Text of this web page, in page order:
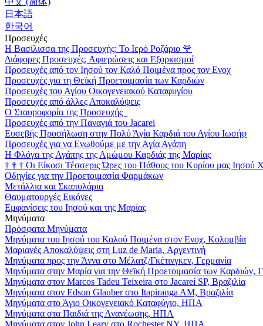
日本語
한국어
Προσευχές
Η Βασίλισσα της Προσευχής: Το Ιερό Ροζάριο 🌹
Διάφορες Προσευχές, Αφιερώσεις και Εξορκισμοί
Προσευχές από τον Ιησού τον Καλό Ποιμένα προς τον Ενοχ
Προσευχές για τη Θεϊκή Προετοιμασία των Καρδιών
Προσευχές του Αγίου Οικογενειακού Καταφυγίου
Προσευχές από άλλες Αποκαλύψεις
Ο Σταυροφορία της Προσευχής
Προσευχές από την Παναγιά του Jacarei
Ευσεβής Προσήλωση στην Πολύ Άγία Καρδιά του Αγίου Ιωσήφ
Προσευχές για να Ενωθούμε με την Αγία Αγάπη
Η Φλόγα της Αγάπης της Αμώμου Καρδιάς της Μαρίας
† † † Οι Είκοσι Τέσσερις Ώρες του Πάθους του Κυρίου μας Ιησού
Οδηγίες για την Προετοιμασία Φαρμάκων
Μετάλλια και Σκαπυλάρια
Θαυματουργές Εικόνες
Εμφανίσεις του Ιησού και της Μαρίας
Μηνύματα
Πρόσφατα Μηνύματα
Μηνύματα του Ιησού του Καλού Ποιμένα στον Ενοχ, Κολομβία
Μαριανές Αποκαλύψεις στη Luz de Maria, Αργεντινή
Μηνύματα προς την Άννα στο Μέλατζ/Γκέτινγκεν, Γερμανία
Μηνύματα στην Μαρία για την Θεϊκή Προετοιμασία των Καρδιών,
Μηνύματα στον Marcos Tadeu Teixeira στο Jacareí SP, Βραζιλία
Μηνύματα στον Edson Glauber στο Itapiranga AM, Βραζιλία
Μηνύματα στο Άγιο Οικογενειακό Καταφύγιο, ΗΠΑ
Μηνύματα στα Παιδιά της Ανανέωσης, ΗΠΑ
Μηνύματα στον John Leary στο Rochester NY, ΗΠΑ